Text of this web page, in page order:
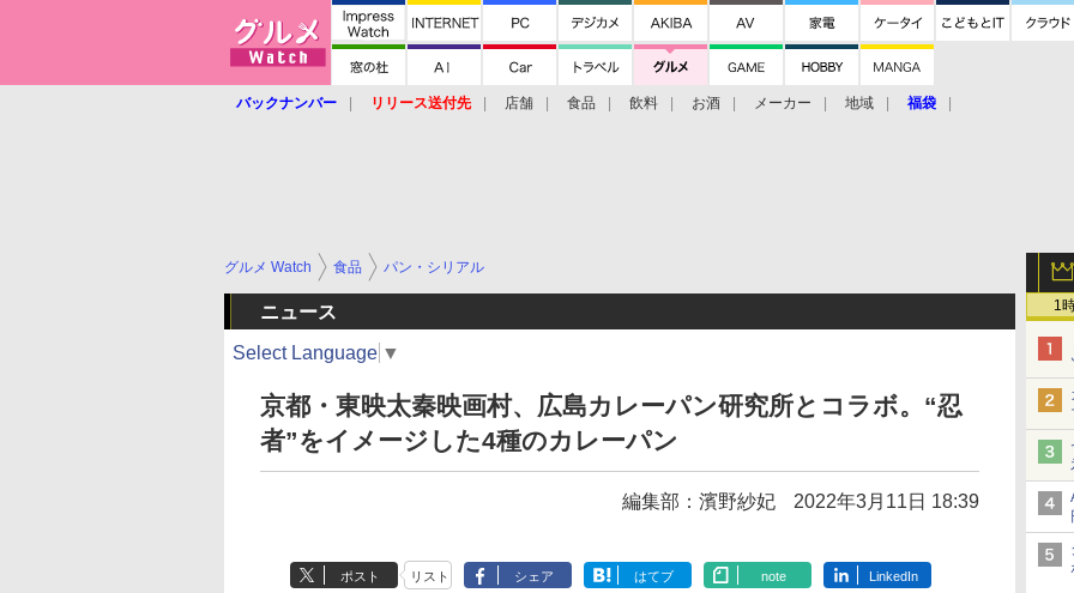
バックナンバー リリース送付先 店舗 食品 飲料 お酒 メーカー 地域 福袋
1
グルメ Watch 食品 パン・シリアル
ニュース
Select Language ▼
京都・東映太秦映画村、広島カレーパン研究所とコラボ。“忍
者”をイメージした4種のカレーパン
編集部：濱野紗妃 2022年3月11日 18:39
ポスト リスト シェア はてブ note LinkedIn